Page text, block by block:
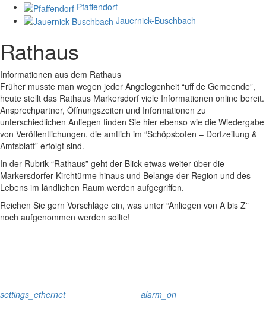
Pfaffendorf
Jauernick-Buschbach
Rathaus
Informationen aus dem Rathaus
Früher musste man wegen jeder Angelegenheit “uff de Gemeende”,
heute stellt das Rathaus Markersdorf viele Informationen online bereit.
Ansprechpartner, Öffnungszeiten und Informationen zu
unterschiedlichen Anliegen finden Sie hier ebenso wie die Wiedergabe
von Veröffentlichungen, die amtlich im “Schöpsboten – Dorfzeitung &
Amtsblatt” erfolgt sind.
In der Rubrik “Rathaus” geht der Blick etwas weiter über die
Markersdorfer Kirchtürme hinaus und Belange der Region und des
Lebens im ländlichen Raum werden aufgegriffen.
Reichen Sie gern Vorschläge ein, was unter “Anliegen von A bis Z”
noch aufgenommen werden sollte!
settings_ethernet alarm_on